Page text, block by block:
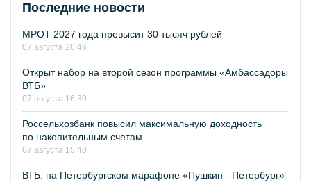
Последние новости
МРОТ 2027 года превысит 30 тысяч рублей
07 августа 20:46
Открыт набор на второй сезон программы «Амбассадоры
ВТБ»
07 августа 16:30
Россельхозбанк повысил максимальную доходность
по накопительным счетам
07 августа 15:40
ВТБ: на Петербургском марафоне «Пушкин - Петербург»